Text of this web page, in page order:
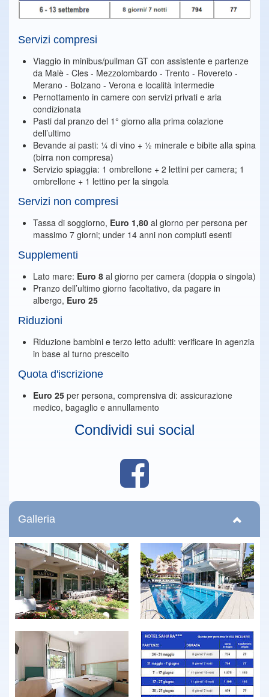
Servizi compresi
Viaggio in minibus/pullman GT con assistente e partenze
da Malè - Cles - Mezzolombardo - Trento - Rovereto -
Merano - Bolzano - Verona e località intermedie
Pernottamento in camere con servizi privati e aria
condizionata
Pasti dal pranzo del 1° giorno alla prima colazione
dell’ultimo
Bevande ai pasti: ¼ di vino + ½ minerale e bibite alla spina
(birra non compresa)
Servizio spiaggia: 1 ombrellone + 2 lettini per camera; 1
ombrellone + 1 lettino per la singola
Servizi non compresi
Tassa di soggiorno, Euro 1,80 al giorno per persona per
massimo 7 giorni; under 14 anni non compiuti esenti
Supplementi
Lato mare: Euro 8 al giorno per camera (doppia o singola)
Pranzo dell’ultimo giorno facoltativo, da pagare in
albergo, Euro 25
Riduzioni
Riduzione bambini e terzo letto adulti: verificare in agenzia
in base al turno prescelto
Quota d'iscrizione
Euro 25 per persona, comprensiva di: assicurazione
medico, bagaglio e annullamento
Condividi sui social
Galleria